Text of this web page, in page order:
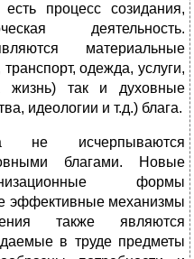
процесс созидания,
деятельность.
материальные
одежда, услуги,
жизнь) так и духовные
идеологии и т.д.) блага.
не исчерпываются
благами. Новые
формы
эффективные механизмы
также являются
в труде предметы